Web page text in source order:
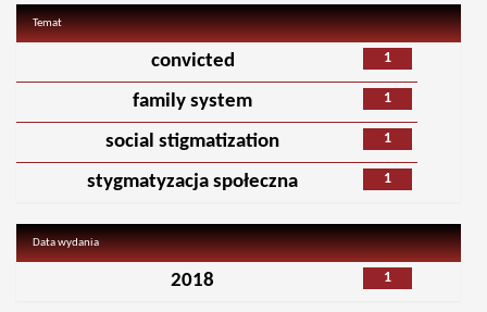
Temat
1
convicted
1
family system
1
social stigmatization
1
stygmatyzacja społeczna
Data wydania
1
2018